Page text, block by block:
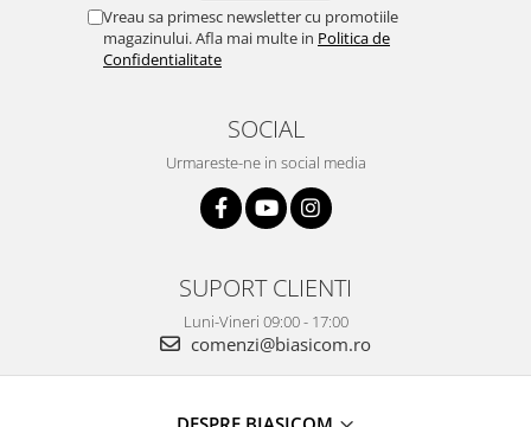
Vreau sa primesc newsletter cu promotiile
magazinului. Afla mai multe in Politica de
Confidentialitate
SOCIAL
Urmareste-ne in social media
SUPORT CLIENTI
Luni-Vineri 09:00 - 17:00
comenzi@biasicom.ro